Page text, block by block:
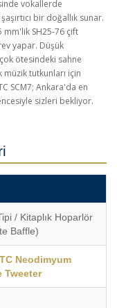
vokallerde
bir doğallık sunar.
mm'lik SH25-76 çift
yapar. Düşük
ötesindeki sahne
tutkunları için
SCM7; Ankara'da en
sizleri bekliyor.
/ Kitaplık Hoparlör
Baffle)
Neodimyum
Tweeter